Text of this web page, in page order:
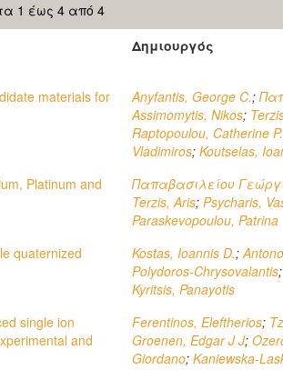
1 έως 4 από 4
Δημιουργός
materials for
Anyfantis, George C.;
Assimomytis, Nikos;
Raptopoulou, Catherine P.
Vladimiros; Koutselas,
Platinum and
Παπαβασιλείου
Terzis, Aris; Psycharis,
Paraskevopoulou, Patrina
quaternized
Kostas, Ioannis D.;
Polydoros-Chrysovalantis;
Kyritsis, Panayotis
single ion
and
Ferentinos, Eleftherios;
Groenen, Edgar J J;
Giordano; Kaniewska-